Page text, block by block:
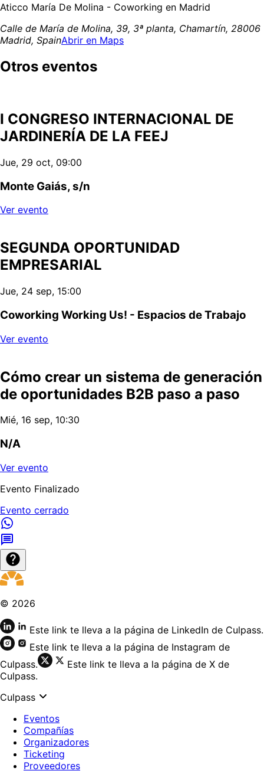
Aticco María De Molina - Coworking en Madrid
Calle de María de Molina, 39, 3ª planta, Chamartín, 28006
Madrid, SpainAbrir en Maps
Otros eventos
I CONGRESO INTERNACIONAL DE
JARDINERÍA DE LA FEEJ
Jue, 29 oct, 09:00
Monte Gaiás, s/n
Ver evento
SEGUNDA OPORTUNIDAD
EMPRESARIAL
Jue, 24 sep, 15:00
Coworking Working Us! - Espacios de Trabajo
Ver evento
Cómo crear un sistema de generación
de oportunidades B2B paso a paso
Mié, 16 sep, 10:30
N/A
Ver evento
Evento Finalizado
Evento cerrado
© 2026
Este link te lleva a la página de LinkedIn de Culpass.
Este link te lleva a la página de Instagram de
Culpass.
Este link te lleva a la página de X de
Culpass.
Culpass
Eventos
Compañías
Organizadores
Ticketing
Proveedores